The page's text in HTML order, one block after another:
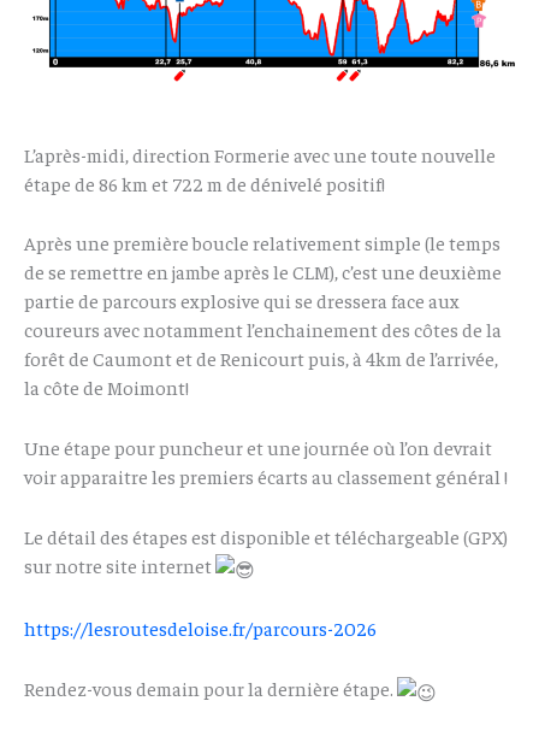
L’après-midi, direction Formerie avec une toute nouvelle
étape de 86 km et 722 m de dénivelé positif!
Après une première boucle relativement simple (le temps
de se remettre en jambe après le CLM), c’est une deuxième
partie de parcours explosive qui se dressera face aux
coureurs avec notamment l’enchainement des côtes de la
forêt de Caumont et de Renicourt puis, à 4km de l’arrivée,
la côte de Moimont!
Une étape pour puncheur et une journée où l’on devrait
voir apparaitre les premiers écarts au classement général !
Le détail des étapes est disponible et téléchargeable (GPX)
sur notre site internet
https://lesroutesdeloise.fr/parcours-2026
Rendez-vous demain pour la dernière étape.